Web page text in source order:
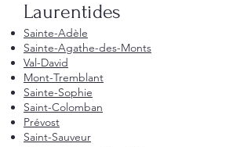
Laurentides
Sainte-Adèle
Sainte-Agathe-des-Monts
Val-David
Mont-Tremblant
Sainte-Sophie
Saint-Colomban
Prévost
Saint-Sauveur